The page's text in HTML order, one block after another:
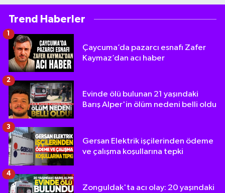
Trend Haberler
Çaycuma’da pazarcı esnafı Zafer
Kaymaz’dan acı haber
1
Evinde ölü bulunan 21 yaşındaki
Barış Alper'in ölüm nedeni belli oldu
2
Gersan Elektrik işçilerinden ödeme
ve çalışma koşullarına tepki
3
Zonguldak'ta acı olay: 20 yaşındaki
4